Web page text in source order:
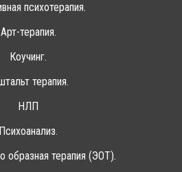
психотерапия.
Арт-терапия.
Коучинг.
терапия.
НЛП
Психоанализ.
образная терапия (ЭОТ).